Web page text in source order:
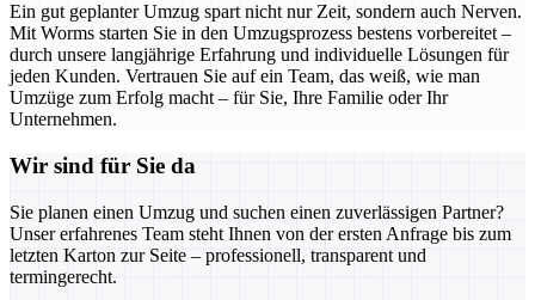
Ein gut geplanter Umzug spart nicht nur Zeit, sondern auch Nerven.
Mit Worms starten Sie in den Umzugsprozess bestens vorbereitet –
durch unsere langjährige Erfahrung und individuelle Lösungen für
jeden Kunden. Vertrauen Sie auf ein Team, das weiß, wie man
Umzüge zum Erfolg macht – für Sie, Ihre Familie oder Ihr
Unternehmen.
Wir sind für Sie da
Sie planen einen Umzug und suchen einen zuverlässigen Partner?
Unser erfahrenes Team steht Ihnen von der ersten Anfrage bis zum
letzten Karton zur Seite – professionell, transparent und
termingerecht.